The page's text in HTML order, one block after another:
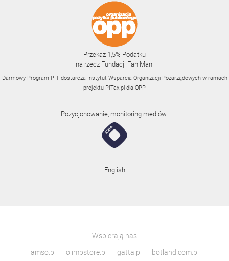
Przekaż 1,5% Podatku
na rzecz Fundacji FaniMani
Darmowy Program PIT dostarcza Instytut Wsparcia Organizacji Pozarządowych w ramach
projektu PITax.pl dla OPP
Pozycjonowanie, monitoring mediów:
English
Wspierają nas
amso.pl
olimpstore.pl gatta.pl botland.com.pl